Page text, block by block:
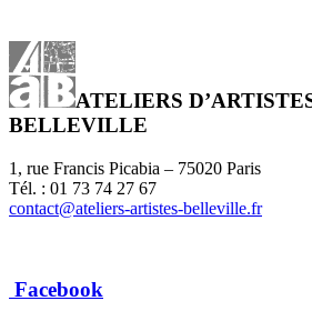
ATELIERS
BELLEVILLE
1, rue Francis Picabia – 75020 Paris
Tél. : 01 73 74 27 67
contact@ateliers-artistes-belleville.fr
Facebook